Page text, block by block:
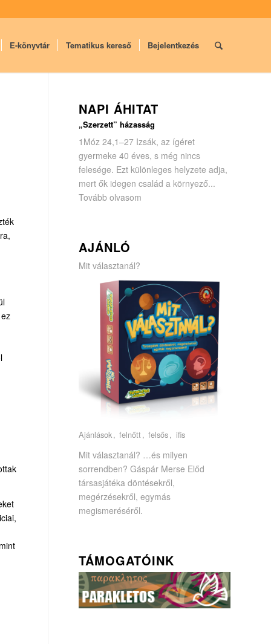
E-könyvtár Tematikus kereső Bejelentkezés
NAPI ÁHITAT
„Szerzett” házasság
1Móz 24,1–27 Izsák, az ígéret
gyermeke 40 éves, s még nincs
felesége. Ezt különleges helyzete adja,
mert ők idegen család a környező...
Tovább olvasom
AJÁNLÓ
Mit választanál?
Ajánlások felnőtt felsős ifis
Mit választanál? …és milyen
sorrendben? Gáspár Merse Előd
társasjátéka döntésekről,
megérzésekről, egymás
megismeréséről.
TÁMOGATÓINK